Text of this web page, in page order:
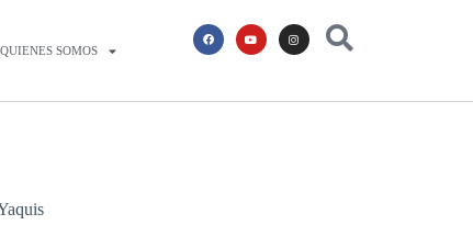
QUIENES SOMOS